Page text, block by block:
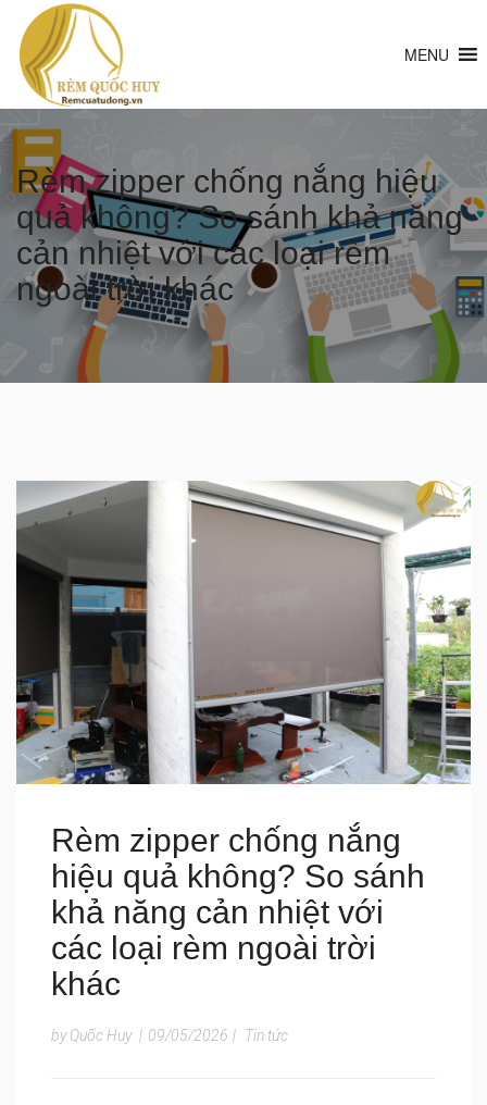
MENU
Rèm zipper chống nắng hiệu
quả không? So sánh khả năng
cản nhiệt với các loại rèm
ngoài trời khác
Rèm zipper chống nắng
hiệu quả không? So sánh
khả năng cản nhiệt với
các loại rèm ngoài trời
khác
by Quốc Huy | 09/05/2026 | Tin tức